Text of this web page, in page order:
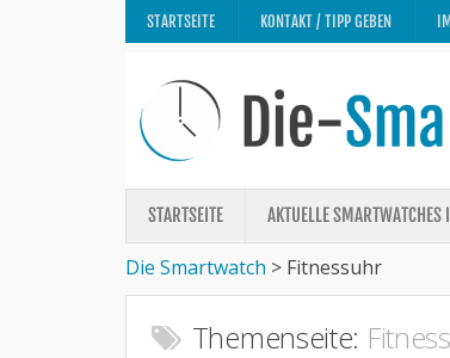
STARTSEITE KONTAKT / TIPP GEBEN
STARTSEITE AKTUELLE SMARTWATCHES
Die Smartwatch > Fitnessuhr
Themenseite: